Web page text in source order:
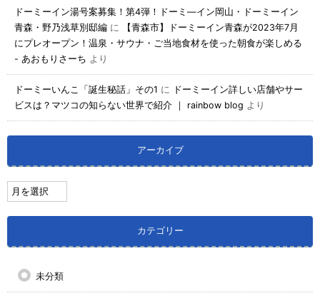
ドーミーイン湯号案募集！第4弾！ドーミ―イン岡山・ドーミーイン
青森・野乃浅草別邸編 に
【青森市】ドーミーイン青森が2023年7月
にプレオープン！温泉・サウナ・ご当地食材を使った朝食が楽しめる
- あおもりさーち より
ドーミーいんこ「誕生秘話」その1 に
ドーミーイン詳しい店舗やサー
ビスは？マツコの知らない世界で紹介 ｜ rainbow blog より
アーカイブ
カテゴリー
未分類